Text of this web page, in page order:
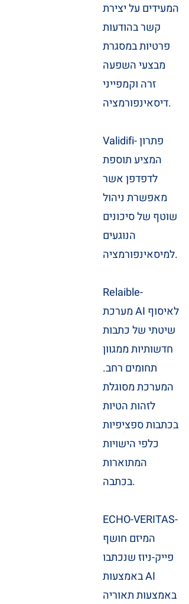
המעידים על יצירת
קשר בהודעות
פרטיות במסגרת
מבצעי השפעה
זרה וקמפייני
דיסאינפורמציה.
Validifi- פתרון
המציע תוספת
לדפדפן אשר
מאפשרת ניהול
שוטף של סיכונים
הנוגעים
למיסאינפורמציה.
Relaible-
מערכת AI לאיסוף
שיטתי של כתבות
חדשותיות ממגוון
תחומים רחב.
המערכת מסוגלת
לזהות הטיות
בכתבות ספציפיות
כלפי הישויות
המתוארות
בכתבה.
ECHO-VERITAS-
המיזם חושף
פייק-ניוז שנכתבו
באמצעות AI
באמצעות תאוריה